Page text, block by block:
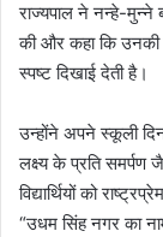
राज्यपाल ने नन्हे-मुन्ने
की और कहा कि उनकी
स्पष्ट दिखाई देती है।
उन्होंने अपने स्कूली
लक्ष्य के प्रति समर्पण
विद्यार्थियों को
“उधम सिंह नगर का